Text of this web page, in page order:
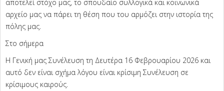
αποτελεί στόχο μας, το σπουδαίο συλλογικά και κοινωνικά
αρχείο μας να πάρει τη θέση που του αρμόζει στην ιστορία της
πόλης μας.
Στο σήμερα
Η Γενική μας Συνέλευση τη Δευτέρα 16 Φεβρουαρίου 2026 και
αυτό δεν είναι σχήμα λόγου είναι κρίσιμη Συνέλευση σε
κρίσιμους καιρούς.